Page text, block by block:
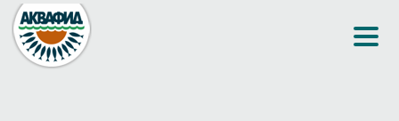
Перейти к основному содержанию